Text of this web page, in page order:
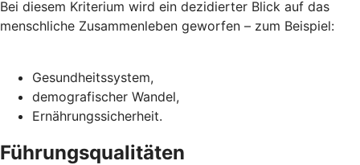
Bei diesem Kriterium wird ein dezidierter Blick auf das
menschliche Zusammenleben geworfen – zum Beispiel:
Gesundheitssystem,
demografischer Wandel,
Ernährungssicherheit.
Führungsqualitäten